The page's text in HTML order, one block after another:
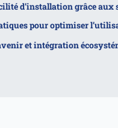
d’installation grâce
pour optimiser
et intégration